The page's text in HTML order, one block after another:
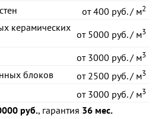
от400 руб. / м2
керамических
от5000 руб. / м3
от3000 руб. / м3
блоков от2500 руб. / м3
от3000 руб. / м3
руб., гарантия 36 мес.